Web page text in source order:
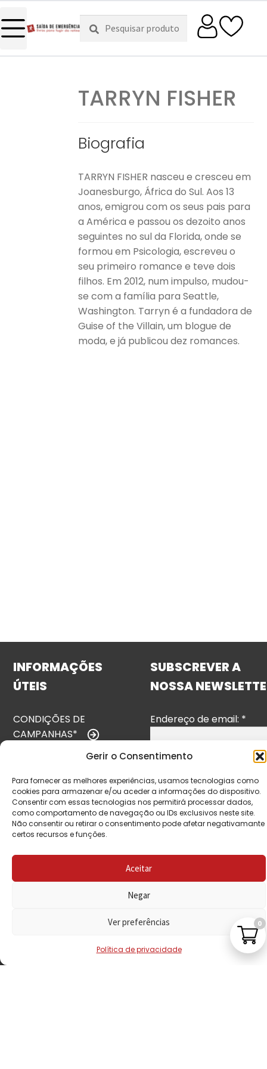
Gerir o Consentimento
Para fornecer as melhores experiências, usamos tecnologias como
cookies para armazenar e/ou aceder a informações do dispositivo.
Consentir com essas tecnologias nos permitirá processar dados,
como comportamento de navegação ou IDs exclusivos neste site.
Não consentir ou retirar o consentimento pode afetar negativamante
certos recursos e funções.
Aceitar
Negar
Ver preferências
Política de privacidade
Pesquisar
por:
Pesquisa
TARRYN FISHER
Biografia
TARRYN FISHER nasceu e cresceu em
Joanesburgo, África do Sul. Aos 13
anos, emigrou com os seus pais para
a América e passou os dezoito anos
seguintes no sul da Florida, onde se
formou em Psicologia, escreveu o
seu primeiro romance e teve dois
filhos. Em 2012, num impulso, mudou-
se com a família para Seattle,
Washington. Tarryn é a fundadora de
Guise of the Villain, um blogue de
moda, e já publicou dez romances.
INFORMAÇÕES
ÚTEIS
CONDIÇÕES DE
CAMPANHAS*
POLÍTICA DE
PRIVACIDADE
POLÍTICA DE
REEMBOLSO
LIVRO DE
SUBSCREVER A
NOSSA
Endereço de email: *
0